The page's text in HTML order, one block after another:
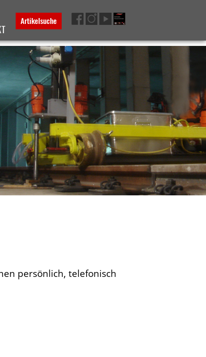
Artikelsuche
persönlich, telefonisch